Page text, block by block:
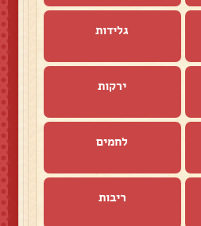
גלידות
ירקות
לחמים
ריבות